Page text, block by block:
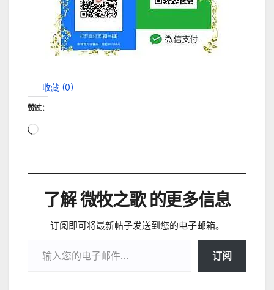
收藏 (0)
赞过：
正
载…
了解 微牧之歌 的更多信息
订阅即可将最新帖子发送到您的电子邮箱。
订阅